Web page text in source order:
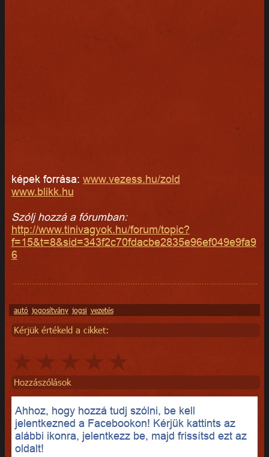
képek forrása: www.vezess.hu/zold
www.blikk.hu
Szólj hozzá a fórumban:
http://www.tinivagyok.hu/forum/topic?
f=15&t=8&sid=343f2c70fdacbe2835e96ef049e9fa9
6
autó jogosítvány jogsi vezetés
Kérjük értékeld a cikket:
Hozzászólások
Ahhoz, hogy hozzá tudj szólni, be kell
jelentkezned a Facebookon! Kérjük kattints az
alábbi ikonra, jelentkezz be, majd frissítsd ezt az
oldalt!